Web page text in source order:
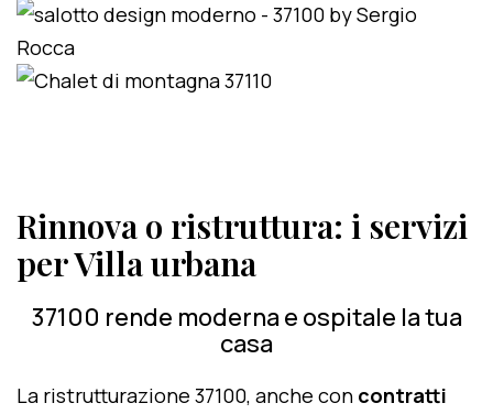
Rinnova o ristruttura: i servizi
per Villa urbana
37100 rende moderna e ospitale la tua
casa
La ristrutturazione 37100, anche con contratti